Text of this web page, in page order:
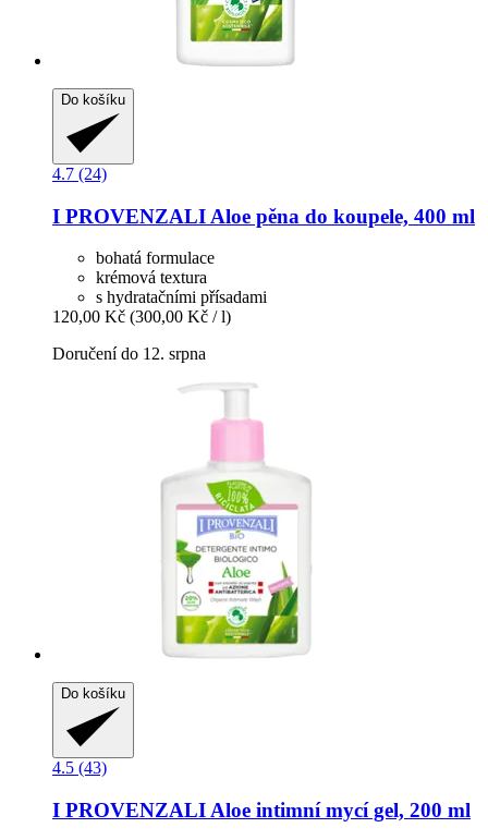
Do košíku
4.7 (24)
I PROVENZALI Aloe pěna do koupele, 400 ml
bohatá formulace
krémová textura
s hydratačními přísadami
120,00 Kč (300,00 Kč / l)
Doručení do 12. srpna
Do košíku
4.5 (43)
I PROVENZALI Aloe intimní mycí gel, 200 ml